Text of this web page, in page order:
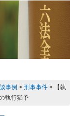
事例 > 刑事事件 >
【執
執行猶予